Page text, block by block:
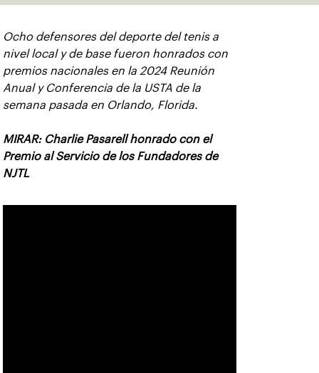
Ocho defensores del deporte del tenis a
nivel local y de base fueron honrados con
premios nacionales en la 2024 Reunión
Anual y Conferencia de la USTA de la
semana pasada en Orlando, Florida.
MIRAR: Charlie Pasarell honrado con el
Premio al Servicio de los Fundadores de
NJTL